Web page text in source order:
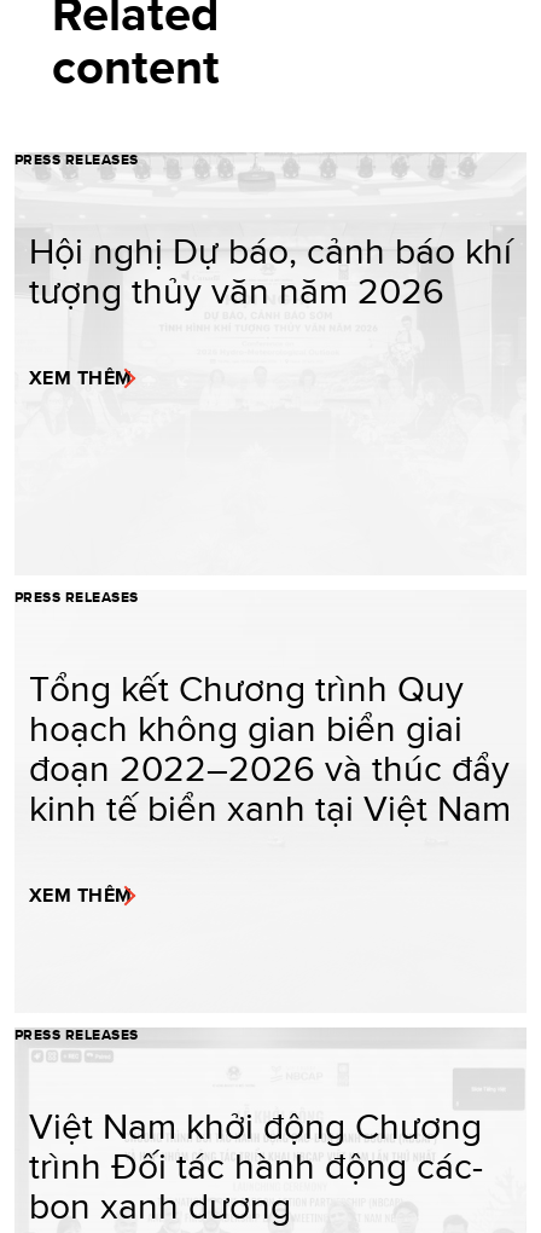
content
PRESS RELEASES
Hội nghị Dự báo, cảnh báo khí
tượng thủy văn năm 2026
XEM THÊM
PRESS RELEASES
Tổng kết Chương trình Quy
hoạch không gian biển giai
đoạn 2022–2026 và thúc đẩy
kinh tế biển xanh tại Việt Nam
XEM THÊM
PRESS RELEASES
Việt Nam khởi động Chương
trình Đối tác hành động các-
bon xanh dương